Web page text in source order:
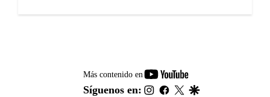
Más contenido en
youtube-
footer
Síguenos en: instagram
facebook
twitter